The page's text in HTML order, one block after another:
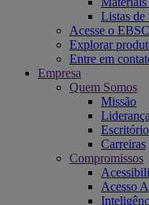
Listas de
Acesse o
Explorar
Entre em
Empresa
Quem Somos
Missão
Liderança
Carreiras
Compromissos
Acesso